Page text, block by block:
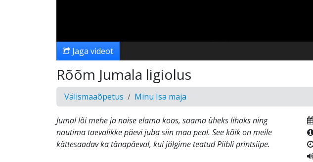
Jaga videot
Rõõm Jumala ligiolus
Välismaaõpetus Minu Isa maja
Jumal lõi mehe ja naise elama koos, saama üheks lihaks ning
nautima taevalikke päevi juba siin maa peal. See kõik on meile
kättesaadav ka tänapäeval, kui jälgime teatud Piibli printsiipe.